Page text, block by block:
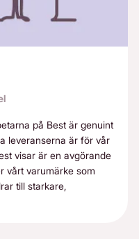
på Best är genuint
leveranserna är för vår
visar är en avgörande
vårt varumärke som
till starkare,